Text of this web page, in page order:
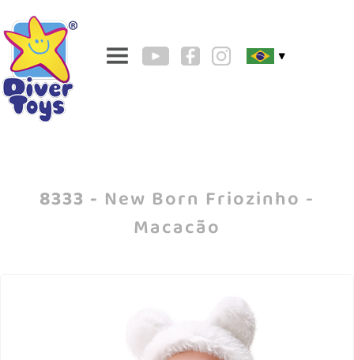
▼
8333 - New Born Friozinho -
Macacão